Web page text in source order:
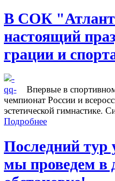
В СОК
настоящий
грации и
Впервые в
чемпионат России и
эстетической гимнастике.
Подробнее
Последний тур
мы проведем в